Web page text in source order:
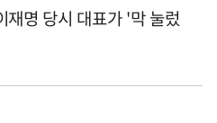
명 당시 대표가 '막 눌렀